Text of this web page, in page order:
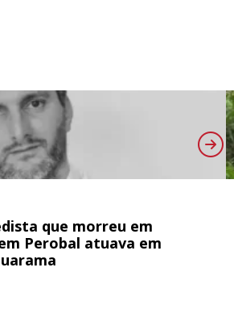
que morreu em
Perobal atuava em